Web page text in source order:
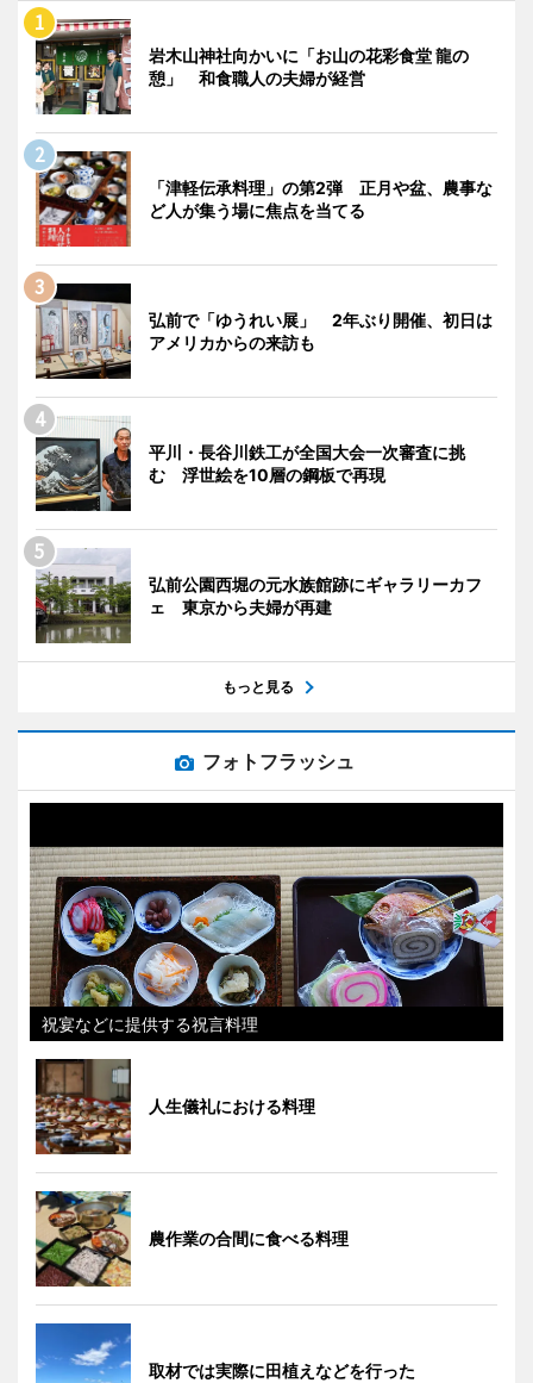
岩木山神社向かいに「お山の花彩食堂 龍の
憩」 和食職人の夫婦が経営
「津軽伝承料理」の第2弾 正月や盆、農事な
ど人が集う場に焦点を当てる
弘前で「ゆうれい展」 2年ぶり開催、初日は
アメリカからの来訪も
平川・長谷川鉄工が全国大会一次審査に挑
む 浮世絵を10層の鋼板で再現
弘前公園西堀の元水族館跡にギャラリーカフ
ェ 東京から夫婦が再建
もっと見る
フォトフラッシュ
祝宴などに提供する祝言料理
人生儀礼における料理
農作業の合間に食べる料理
取材では実際に田植えなどを行った